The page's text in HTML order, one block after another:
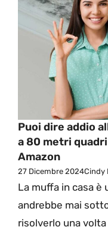
Puoi dire addio
a 80 metri
Amazon
27 Dicembre 2024Cindy
La muffa in casa è
andrebbe mai
risolverlo una